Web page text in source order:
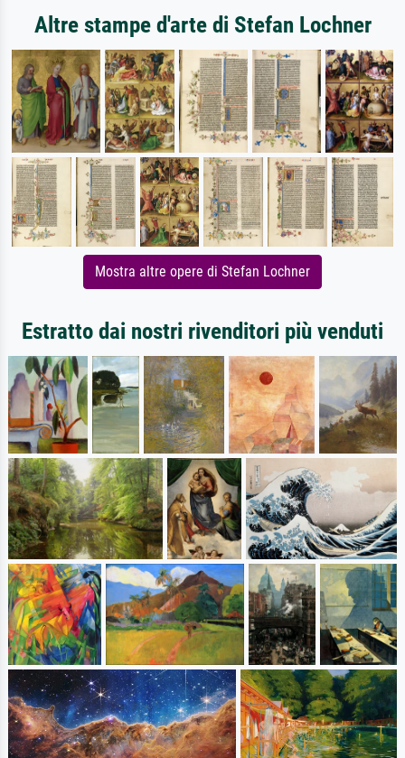
Altre stampe d'arte di Stefan Lochner
Mostra altre opere di Stefan Lochner
Estratto dai nostri rivenditori più venduti